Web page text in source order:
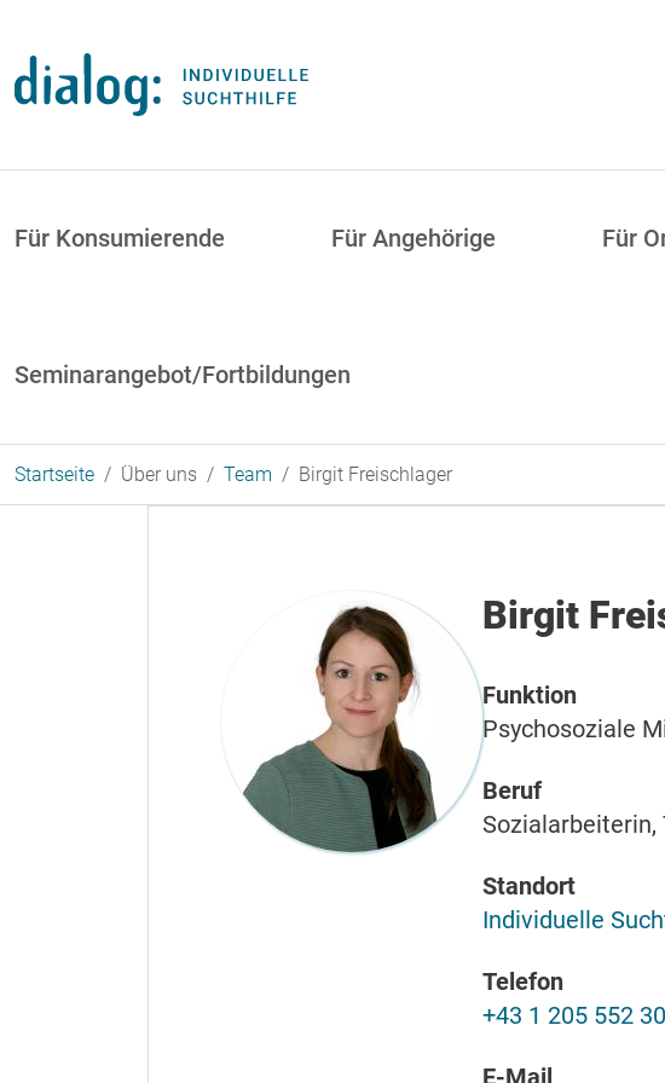
Für Konsumierende Für Angehörige Für
Seminarangebot/Fortbildungen
Startseite Über uns Team Birgit Freischlager
Birgit
Funktion
Psychosoziale
Beruf
Sozialarbeiterin,
Standort
Individuelle
Telefon
+43 1 205 552
E-Mail